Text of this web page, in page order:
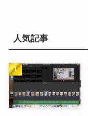
人気記事